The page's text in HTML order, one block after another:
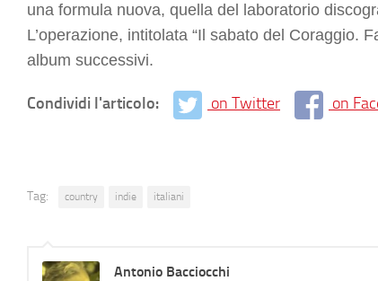
una formula nuova, quella del laboratorio
L’operazione, intitolata “Il sabato del Coraggio.
album successivi.
Condividi l'articolo: on Twitter on
Tag: country indie italiani
Antonio Bacciocchi